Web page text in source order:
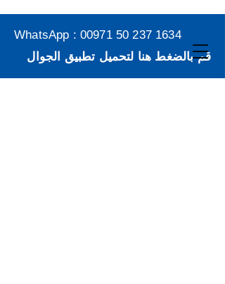
WhatsApp : 00971 50 237 1634
قم بالضغط هنا لتحميل تطبيق الجوال